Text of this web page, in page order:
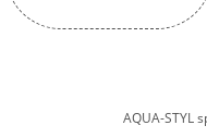
AQUA-